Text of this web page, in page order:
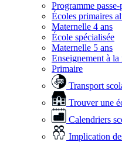
Programme
Écoles primaires
Maternelle 4 ans
École spécialisée
Maternelle 5 ans
Enseignement à la
Primaire
Transport
Trouver une
Calendriers
Implication